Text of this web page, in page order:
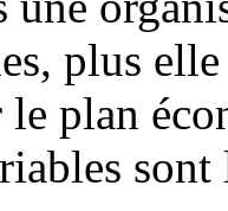
plus
plan
sont